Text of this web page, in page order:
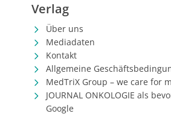
Verlag
Über uns
Mediadaten
Kontakt
Allgemeine
MedTriX Group – we care for
JOURNAL ONKOLOGIE als
Google